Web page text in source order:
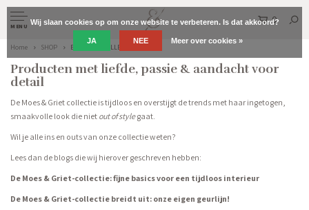
MENU
0
Home SHOP EXCLUSIVE COLLECTION
Producten met liefde, passie & aandacht voor
detail
De Moes & Griet collectie is tijdloos en overstijgt de trends met haar ingetogen,
smaakvolle look die niet out of stylegaat.
Wil je alle ins en outs van onze collectie weten?
Lees dan de blogs die wij hierover geschreven hebben:
De Moes & Griet-collectie: fijne basics voor een tijdloos interieur
De Moes & Griet-collectie breidt uit: onze eigen geurlijn!
Wij slaan cookies op om onze website te verbeteren. Is dat akkoord?
JA NEE Meer over cookies »